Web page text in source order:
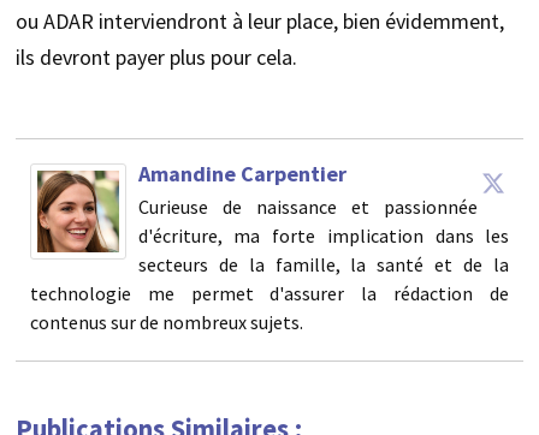
ou ADAR interviendront à leur place, bien évidemment,
ils devront payer plus pour cela.
Amandine Carpentier
Curieuse de naissance et passionnée
d'écriture, ma forte implication dans les
secteurs de la famille, la santé et de la
technologie me permet d'assurer la rédaction de
contenus sur de nombreux sujets.